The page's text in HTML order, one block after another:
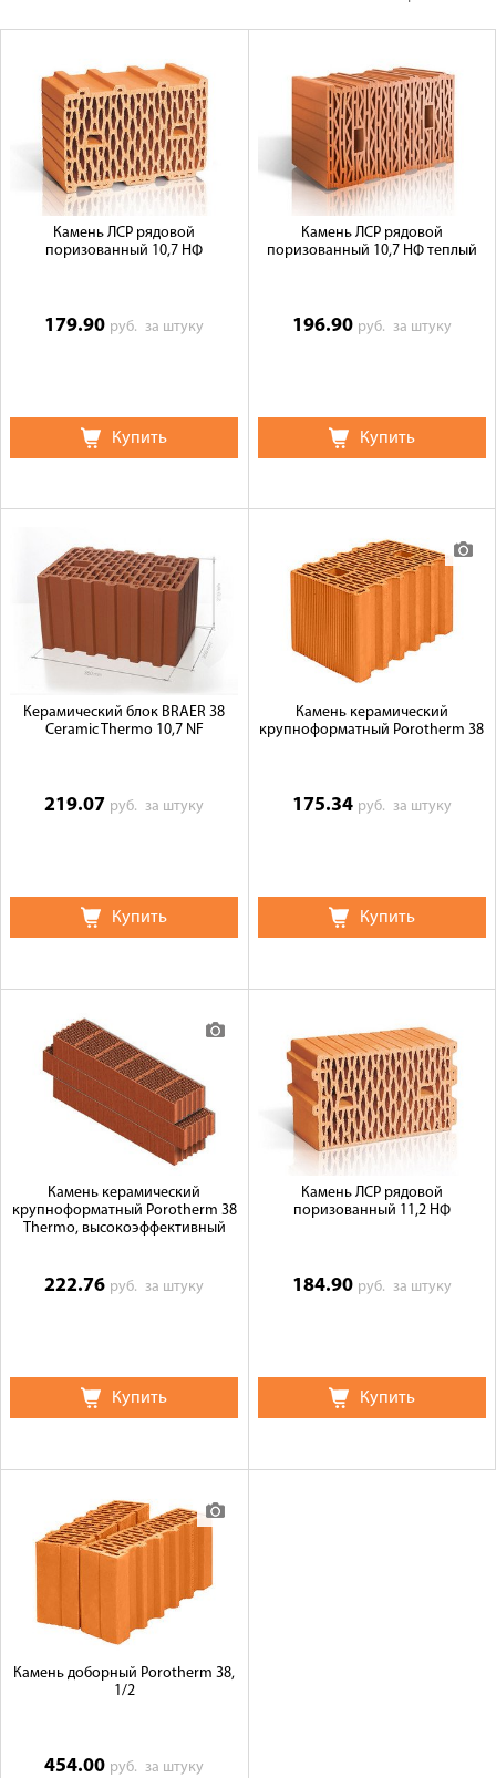
Сотрудничество
Галерея объектов
Контакты
Камень ЛСР рядовой
поризованный 10,7 НФ
179.90 руб.за штуку
Купить
Камень ЛСР рядовой
поризованный 10,7 НФ теплый
196.90 руб. за штуку
Купить
Керамический блок BRAER 38
Ceramic Thermo 10,7 NF
219.07 руб.за штуку
Купить
Камень керамический
крупноформатный Porotherm 38
175.34 руб. за штуку
Купить
Камень керамический
крупноформатный Porotherm 38
Thermo, высокоэффективный
222.76 руб.за штуку
Купить
Камень ЛСР рядовой
поризованный 11,2 НФ
184.90 руб. за штуку
Купить
Камень доборный Porotherm 38,
1/2
454.00 руб.за штуку